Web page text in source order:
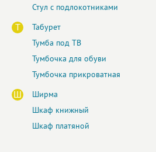
Стул с подлокотниками
Т
Табурет
Тумба под ТВ
Тумбочка для обуви
Тумбочка прикроватная
Ш
Ширма
Шкаф книжный
Шкаф платяной